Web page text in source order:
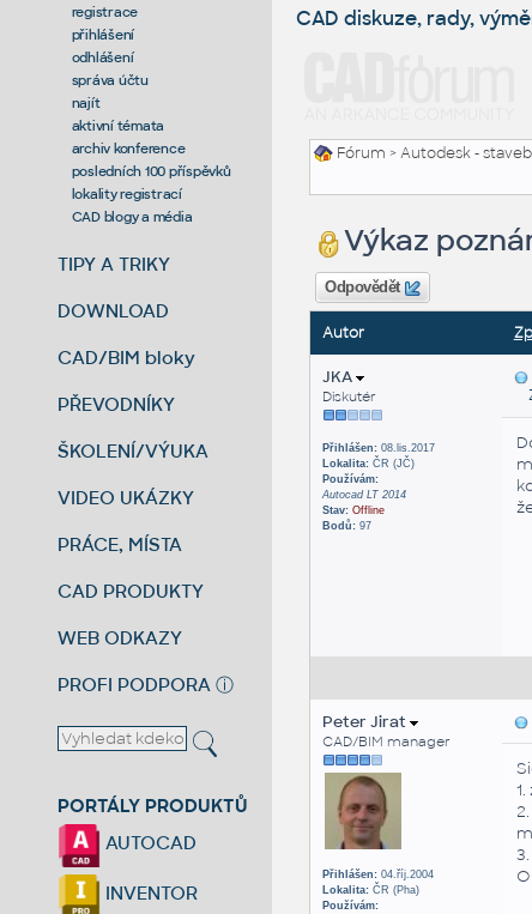
registrace
přihlášení
odhlášení
správa účtu
najít
aktivní témata
archiv konference
posledních 100 příspěvků
lokality registrací
CAD blogy a média
TIPY A TRIKY
DOWNLOAD
CAD/BIM bloky
PŘEVODNÍKY
ŠKOLENÍ/VÝUKA
VIDEO UKÁZKY
PRÁCE, MÍSTA
CAD PRODUKTY
WEB ODKAZY
PROFI PODPORA ⓘ
PORTÁLY PRODUKTŮ
AUTOCAD
INVENTOR
CAD diskuze, rady,
Fórum >Autodesk -
Výkaz
Odpovědět
Autor
JKA
Diskutér
Přihlášen:08.lis.2017
Lokalita:ČR (JČ)
Používám:
Autocad LT 2014
Stav: Offline
Bodů:97
Peter Jirat
CAD/BIM manager
Přihlášen:04.říj.2004
Lokalita:ČR (Pha)
Používám: